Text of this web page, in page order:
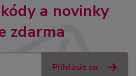
a novinky
zdarma
Přihlásit se